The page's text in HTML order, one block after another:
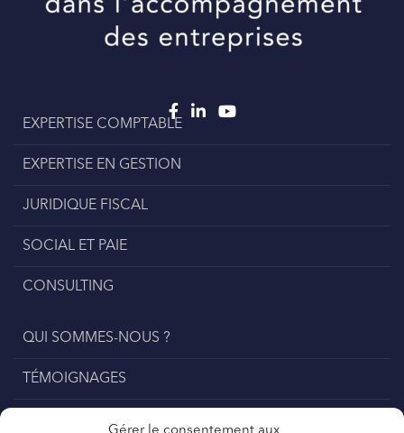
EXPERTISE COMPTABLE
EXPERTISE EN GESTION
JURIDIQUE FISCAL
SOCIAL ET PAIE
CONSULTING
QUI SOMMES-NOUS ?
TÉMOIGNAGES
DEVENIR UN EXPERT